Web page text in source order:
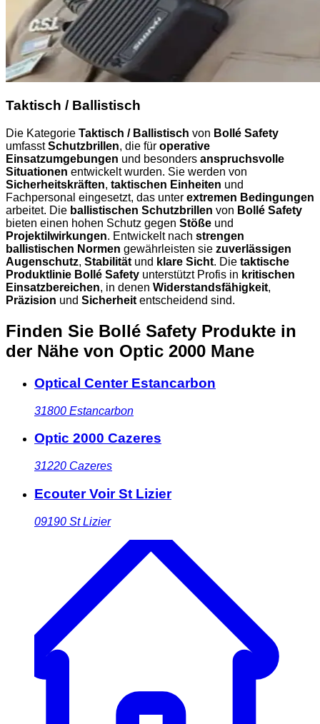
Taktisch / Ballistisch
Die Kategorie Taktisch / Ballistisch von Bollé Safety
umfasstSchutzbrillen, die für operative
Einsatzumgebungen und besonders anspruchsvolle
Situationen entwickelt wurden. Sie werden von
Sicherheitskräften, taktischen Einheiten und
Fachpersonal eingesetzt, das unter extremen Bedingungen
arbeitet. Die ballistischen Schutzbrillen von Bollé Safety
bieten einen hohen Schutz gegen Stöße und
Projektilwirkungen. Entwickelt nach strengen
ballistischen Normen gewährleisten sie zuverlässigen
Augenschutz, Stabilität und klare Sicht. Die taktische
Produktlinie Bollé Safety unterstützt Profis in kritischen
Einsatzbereichen, in denen Widerstandsfähigkeit,
Präzision und Sicherheit entscheidend sind.
Finden Sie Bollé Safety Produkte in
der Nähe von Optic 2000 Mane
Optical Center Estancarbon
31800 Estancarbon
Optic 2000 Cazeres
31220 Cazeres
Ecouter Voir St Lizier
09190 St Lizier